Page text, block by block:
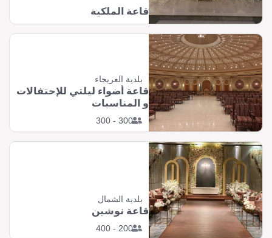
قاعة الملكية
بلدية العريجاء
300 - 300
قاعة أضواء ليلتي للإحتفالات
و المناسبات
بلدية الشمال
200 - 400
قاعة نوشين